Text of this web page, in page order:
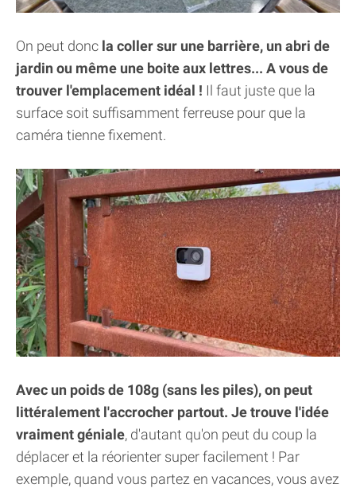
On peut donc la coller sur une barrière, un abri de
jardin ou même une boite aux lettres... A vous de
trouver l'emplacement idéal ! Il faut juste que la
surface soit suffisamment ferreuse pour que la
caméra tienne fixement.
Avec un poids de 108g (sans les piles), on peut
littéralement l'accrocher partout. Je trouve l'idée
vraiment géniale, d'autant qu'on peut du coup la
déplacer et la réorienter super facilement ! Par
exemple, quand vous partez en vacances, vous avez